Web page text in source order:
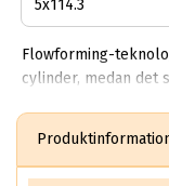
Flowforming-
cylinder, medan det
starkare och har
lastkapaciteten